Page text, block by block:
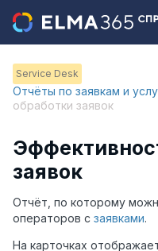
Service Desk
Отчёты по заявкам и
обработки заявок
заявок
Отчёт, по которому
операторов с заявками.
На карточках